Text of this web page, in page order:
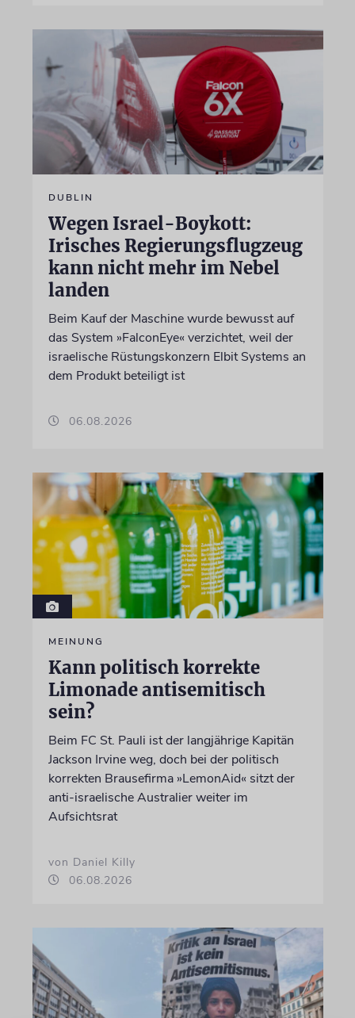
DUBLIN
Wegen Israel-Boykott:
Irisches Regierungsflugzeug
kann nicht mehr im Nebel
landen
Beim Kauf der Maschine wurde bewusst auf
das System »FalconEye« verzichtet, weil der
israelische Rüstungskonzern Elbit Systems an
dem Produkt beteiligt ist
06.08.2026
MEINUNG
Kann politisch korrekte
Limonade antisemitisch
sein?
Beim FC St. Pauli ist der langjährige Kapitän
Jackson Irvine weg, doch bei der politisch
korrekten Brausefirma »LemonAid« sitzt der
anti-israelische Australier weiter im
Aufsichtsrat
von Daniel Killy
06.08.2026